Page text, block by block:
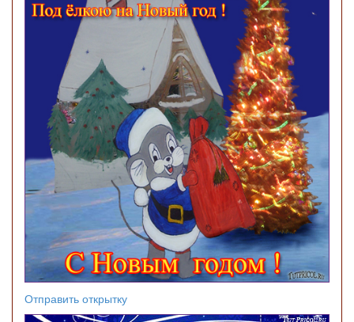
Отправить открытку